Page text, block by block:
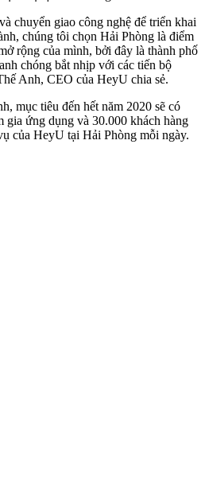
chuyển giao công nghệ để triển khai
chúng tôi chọn Hải Phòng là điểm
rộng của mình, bởi đây là thành phố
chóng bắt nhịp với các tiến bộ
Anh, CEO của HeyU chia sẻ.
mục tiêu đến hết năm 2020 sẽ có
gia ứng dụng và 30.000 khách hàng
của HeyU tại Hải Phòng mỗi ngày.